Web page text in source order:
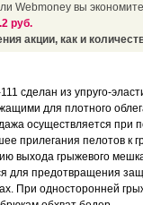
Webmoney вы экономите
руб.
акции, как и
сделан из упруго-
для плотного
осуществляется при
прилегания пелотов
выхода грыжевого
для предотвращения
При односторонней